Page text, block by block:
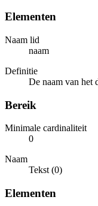
Elementen
Naam lid
naam
Definitie
De naam van het
Bereik
Minimale cardinaliteit
0
Naam
Tekst (0)
Elementen